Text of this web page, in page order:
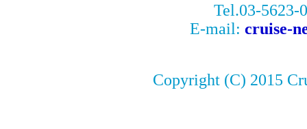
Tel.03-5623-
E-mail: cruise-
Copyright (C) 2015